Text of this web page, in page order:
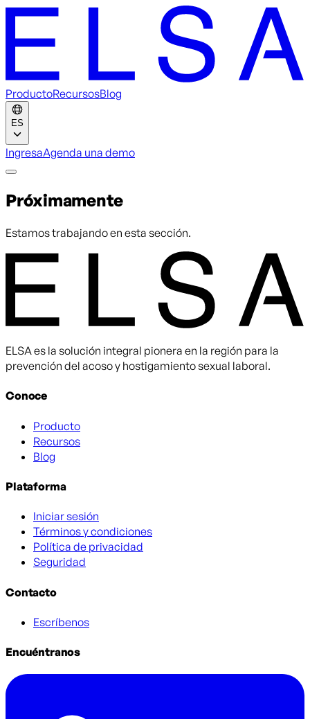
ProductoRecursosBlog
ES
IngresaAgenda una demo
Próximamente
Estamos trabajando en esta sección.
ELSA es la solución integral pionera en la región para la
prevención del acoso y hostigamiento sexual laboral.
Conoce
Producto
Recursos
Blog
Plataforma
Iniciar sesión
Términos y condiciones
Política de privacidad
Seguridad
Contacto
Escríbenos
Encuéntranos